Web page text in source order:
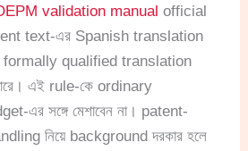
validation manual official
text-এর Spanish translation
formally qualified translation
এই rule-কে ordinary
এর সঙ্গে মেশাবেন না। patent-
নিয়ে background দরকার হলে